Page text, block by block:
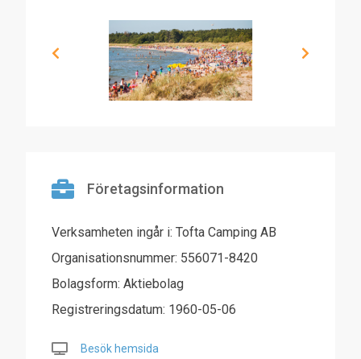
Företagsinformation
Verksamheten ingår i: Tofta Camping AB
Organisationsnummer: 556071-8420
Bolagsform: Aktiebolag
Registreringsdatum: 1960-05-06
Besök hemsida